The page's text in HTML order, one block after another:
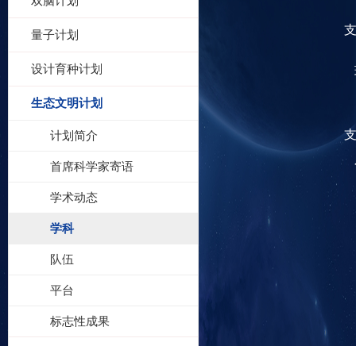
量子计划
设计育种计划
生态文明计划
计划简介
首席科学家寄语
学术动态
学科
队伍
平台
标志性成果